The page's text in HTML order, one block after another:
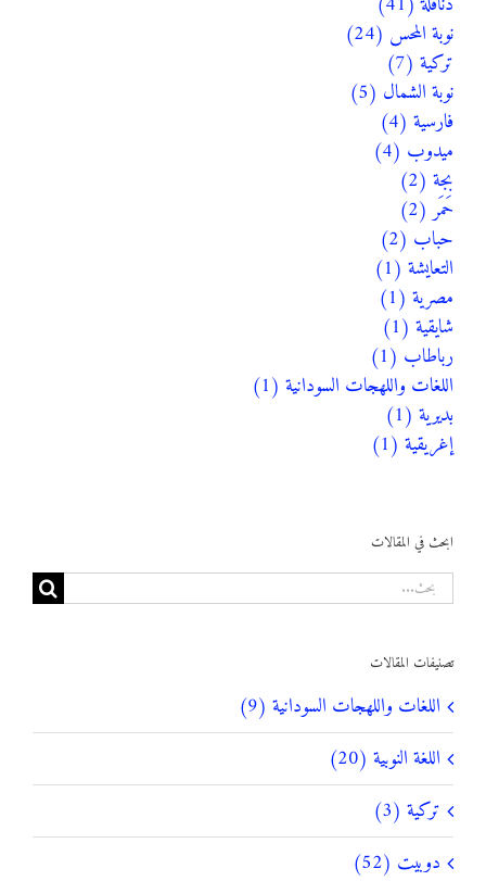
ابحث في المقالات
البحث
عن:
تصنيفات المقالات
اللغات واللهجات السودانية (9)
اللغة النوبية (20)
تركية (3)
دوبيت (52)
نوبة المحس (24)
تركية (7)
نوبة الشمال (5)
فارسية (4)
ميدوب (4)
بجة (2)
حَمَر (2)
حباب (2)
التعايشة (1)
مصرية (1)
شايقية (1)
رباطاب (1)
اللغات واللهجات السودانية (1)
بديرية (1)
إغريقية (1)